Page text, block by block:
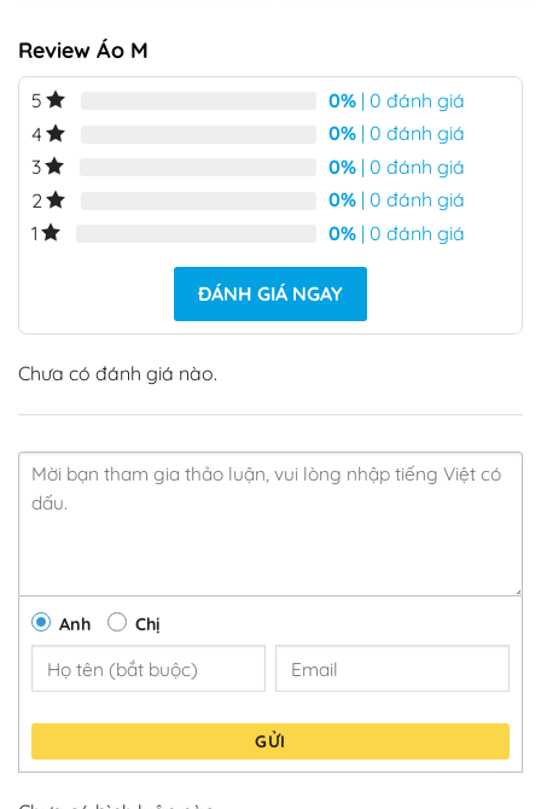
Review Áo M
5 0% | 0 đánh giá
4
0% | 0 đánh giá
3
0% | 0 đánh giá
2
0% | 0 đánh giá
1
0% | 0 đánh giá
ĐÁNH GIÁ NGAY
Chưa có đánh giá nào.
Anh Chị
GỬI